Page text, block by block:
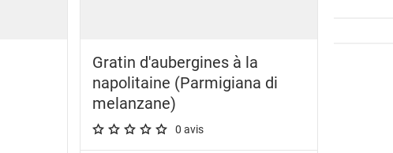
Gratin d'aubergines à la
napolitaine (Parmigiana di
melanzane)
A star rating of 0 out of 5.
0 avis